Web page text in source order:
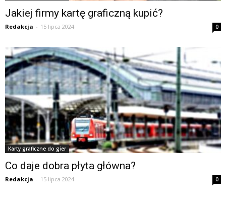
Jakiej firmy kartę graficzną kupić?
Redakcja - 15 lipca 2024 0
Karty graficzne do gier
Co daje dobra płyta główna?
Redakcja - 15 lipca 2024 0